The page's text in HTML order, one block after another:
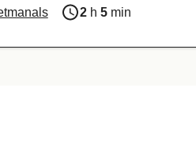
2h 5min